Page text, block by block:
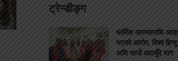
ट्रेन्डीङ्ग
धार्मिक आस्थामाथि
भएको आरोप, विश्व
अघि सार्यो आठबुँदे माग